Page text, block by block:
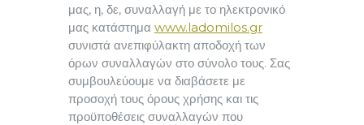
μας, η, δε, συναλλαγή με το ηλεκτρονικό
μας κατάστημα www.ladomilos.gr
συνιστά ανεπιφύλακτη αποδοχή των
όρων συναλλαγών στο σύνολο τους. Σας
συμβουλεύουμε να διαβάσετε με
προσοχή τους όρους χρήσης και τις
προϋποθέσεις συναλλαγών που